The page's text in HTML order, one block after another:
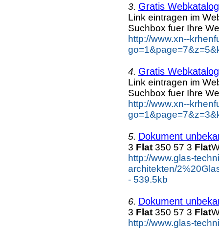
3. Gratis
Link eintragen im
Suchbox fuer Ihre
http://www.xn--
4. Gratis
Link eintragen im
Suchbox fuer Ihre
http://www.xn--
5. Dokument
3 Flat350 57 3 Flat
http://www.glas-
architekten/
- 539.5kb
6. Dokument
3 Flat350 57 3 Flat
http://www.glas-